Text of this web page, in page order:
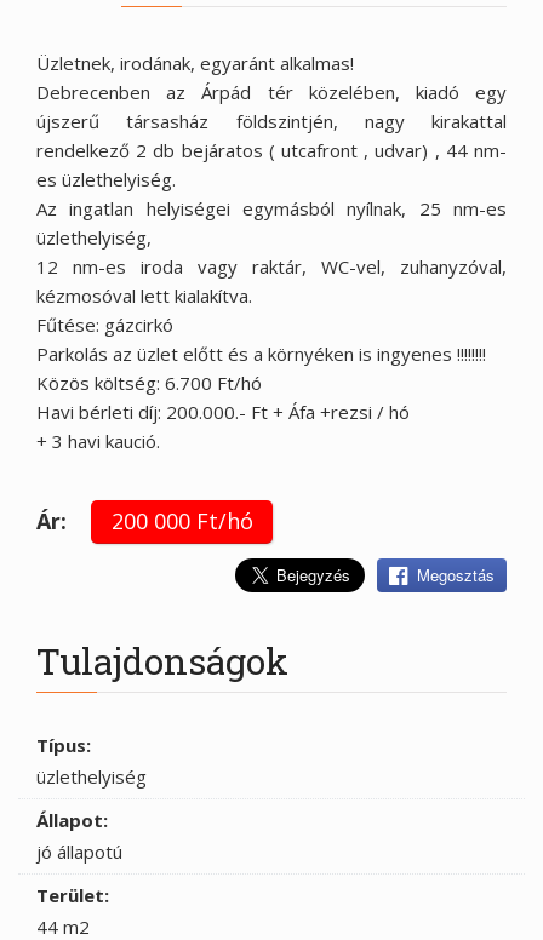
Üzletnek, irodának, egyaránt alkalmas!
Debrecenben az Árpád tér közelében, kiadó egy
újszerű társasház földszintjén, nagy kirakattal
rendelkező 2 db bejáratos ( utcafront , udvar) , 44 nm-
es üzlethelyiség.
Az ingatlan helyiségei egymásból nyílnak, 25 nm-es
üzlethelyiség,
12 nm-es iroda vagy raktár, WC-vel, zuhanyzóval,
kézmosóval lett kialakítva.
Fűtése: gázcirkó
Parkolás az üzlet előtt és a környéken is ingyenes !!!!!!!!
Közös költség: 6.700 Ft/hó
Havi bérleti díj: 200.000.- Ft + Áfa +rezsi / hó
+ 3 havi kaució.
Ár: 200 000 Ft/hó
Megosztás
Tulajdonságok
Típus:
üzlethelyiség
Állapot:
jó állapotú
Terület:
44 m2